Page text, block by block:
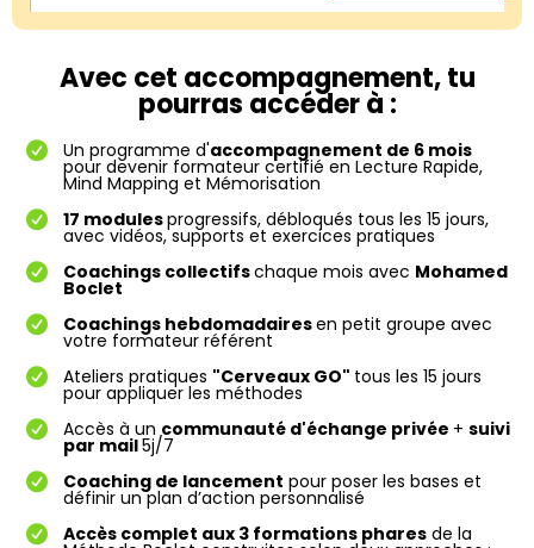
Avec cet accompagnement, tu
pourras accéder à :
Un programme d'accompagnement de 6 mois
pour devenir formateur certifié en Lecture Rapide,
Mind Mapping et Mémorisation
17 modulesprogressifs, débloqués tous les 15 jours,
avec vidéos, supports et exercices pratiques
Coachings collectifschaque mois avec Mohamed
Boclet
Coachings hebdomadairesen petit groupe avec
votre formateur référent
Ateliers pratiques "Cerveaux GO" tous les 15 jours
pour appliquer les méthodes
Accès à uncommunauté d'échange privée + suivi
par mail5j/7
Coaching de lancement pour poser les bases et
définir un plan d’action personnalisé
Accès complet aux 3 formations pharesde la